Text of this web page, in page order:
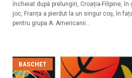
încheiat după prelungiri, Croația-Filipine,
joc, Franța a pierdut la un singur coș, în
pentru grupa A. Americanii...
BASCHET